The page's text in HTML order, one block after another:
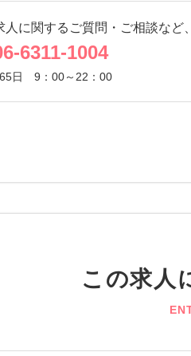
人に関するご質問・ご相談など
6311-1004
日 9：00～22：00
この求人